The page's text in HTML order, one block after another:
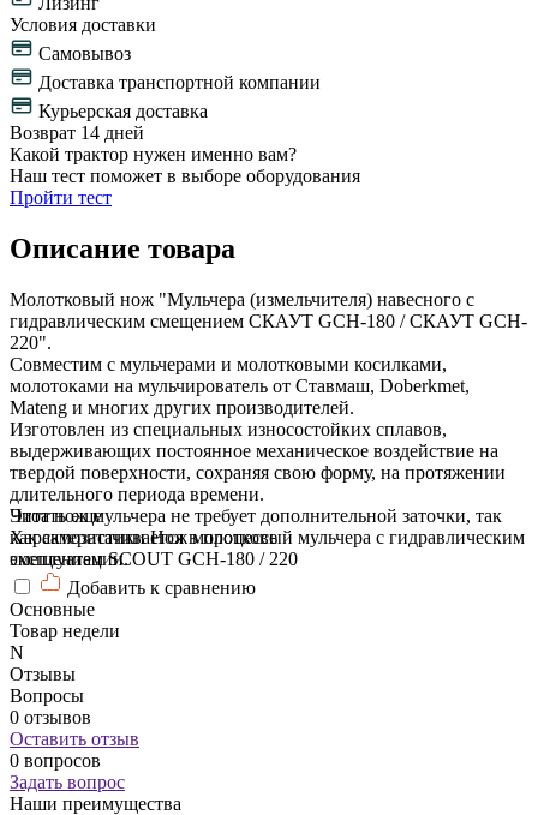
Условия доставки
Самовывоз
Доставка транспортной компании
Курьерская доставка
Возврат 14 дней
Какой трактор нужен именно вам?
Наш тест поможет в выборе оборудования
Пройти тест
Описание товара
Молотковый нож "Мульчера (измельчителя) навесного с
гидравлическим смещением СКАУТ GCH-180 / СКАУТ GCH-
220".
Совместим с мульчерами и молотковыми косилками,
молотоками на мульчирователь от Ставмаш, Doberkmet,
Mateng и многих других производителей.
Изготовлен из специальных износостойких сплавов,
выдерживающих постоянное механическое воздействие на
твердой поверхности, сохраняя свою форму, на протяжении
длительного периода времени.
Этот нож мульчера не требует дополнительной заточки, так
как самозатачивается в процессе
эксплуатации.
Читать еще
Характеристики Нож молотковый мульчера с гидравлическим
смещением SCOUT GCH-180 / 220
Добавить к сравнению
Основные
Товар недели
N
Отзывы
Вопросы
0 отзывов
Оставить отзыв
0 вопросов
Задать вопрос
Наши преимущества